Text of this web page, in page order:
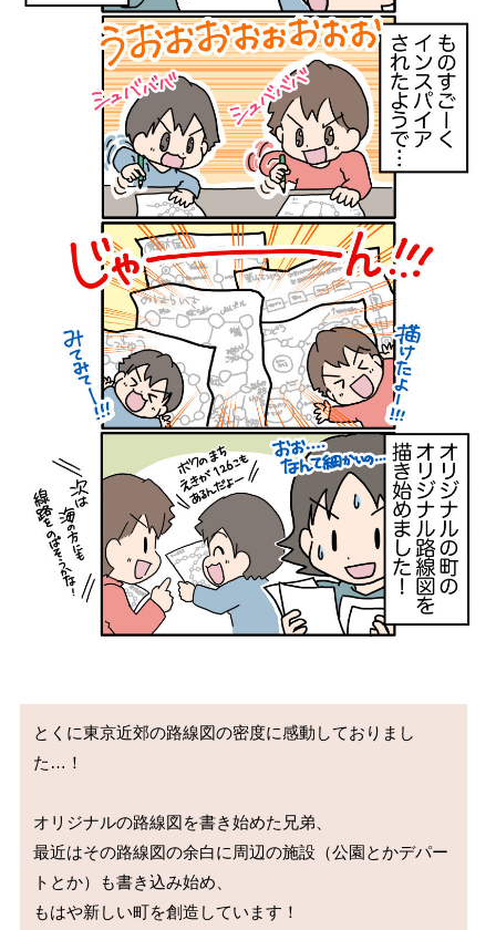
とくに東京近郊の路線図の密度に感動しておりまし
た…！
オリジナルの路線図を書き始めた兄弟、
最近はその路線図の余白に周辺の施設（公園とかデパー
トとか）も書き込み始め、
もはや新しい町を創造しています！